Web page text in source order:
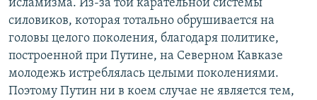
исламизма. Из-за той карательной системы
силовиков, которая тотально обрушивается на
головы целого поколения, благодаря политике,
построенной при Путине, на Северном Кавказе
молодежь истреблялась целыми поколениями.
Поэтому Путин ни в коем случае не является тем,